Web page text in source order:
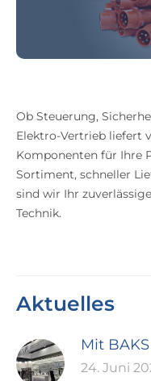
Ob Steuerung,
Elektro-Vertrieb liefert
Komponenten für Ihre
Sortiment, schneller
sind wir Ihr
Technik.
Aktuelles
Mit
24. Juni